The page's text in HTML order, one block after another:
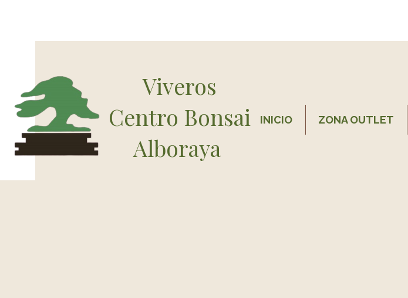
Viveros
Centro Bonsai
Alboraya
INICIO ZONA OUTLET